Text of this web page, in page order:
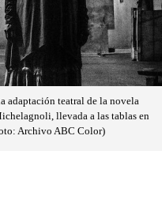
adaptación teatral de la novela
llevada a las tablas en
Archivo ABC Color)